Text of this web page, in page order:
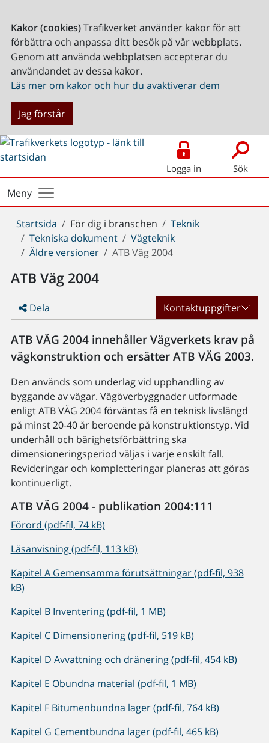
Kakor (cookies)Trafikverket använder kakor för att
förbättra och anpassa ditt besök på vår webbplats.
Genom att använda webbplatsen accepterar du
användandet av dessa kakor.
Läs mer om kakor och hur du avaktiverar dem
Jag förstår
Logga in Sök
Meny
Du
är
här:
Startsida För dig i branschen
Teknik
Tekniska dokument
Vägteknik
Äldre versioner
ATB Väg 2004
ATB Väg 2004
Dela Kontaktuppgifter
ATB VÄG 2004 innehåller Vägverkets krav på
vägkonstruktion och ersätter ATB VÄG 2003.
Den används som underlag vid upphandling av
byggande av vägar. Vägöverbyggnader utformade
enligt ATB VÄG 2004 förväntas få en teknisk livslängd
på minst 20-40 år beroende på konstruktionstyp. Vid
underhåll och bärighetsförbättring ska
dimensioneringsperiod väljas i varje enskilt fall.
Revideringar och kompletteringar planeras att göras
kontinuerligt.
ATB VÄG 2004 - publikation 2004:111
Förord (pdf-fil, 74 kB)
Läsanvisning (pdf-fil, 113 kB)
Kapitel A Gemensamma förutsättningar (pdf-fil, 938
kB)
Kapitel B Inventering (pdf-fil, 1 MB)
Kapitel C Dimensionering (pdf-fil, 519 kB)
Kapitel D Avvattning och dränering (pdf-fil, 454 kB)
Kapitel E Obundna material (pdf-fil, 1 MB)
Kapitel F Bitumenbundna lager (pdf-fil, 764 kB)
Kapitel G Cementbundna lager (pdf-fil, 465 kB)